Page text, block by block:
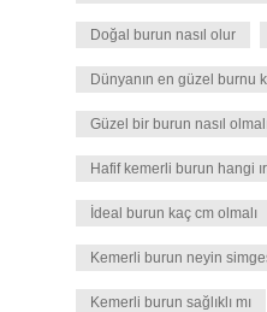
Doğal burun nasıl olur
Dünyanın en güzel burnu
Güzel bir burun nasıl
Hafif kemerli burun hangi
İdeal burun kaç cm olmalı
Kemerli burun neyin
Kemerli burun sağlıklı mı